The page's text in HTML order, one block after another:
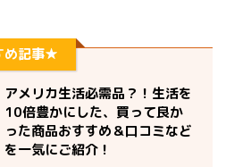
め記事★
アメリカ生活必需品？！生活を
10倍豊かにした、買って良か
った商品おすすめ＆口コミなど
を一気にご紹介！